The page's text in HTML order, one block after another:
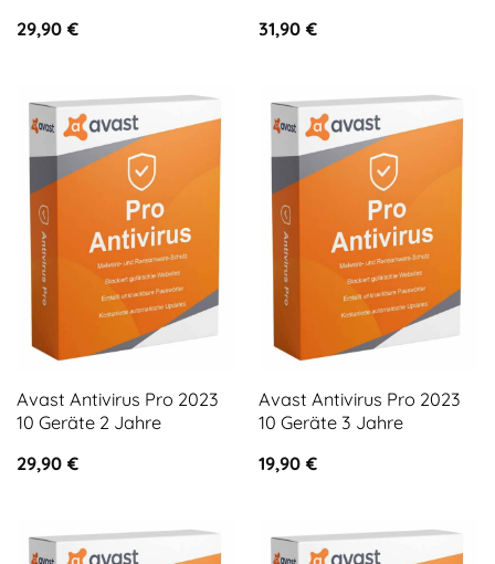
29,90 €
31,90 €
Avast Antivirus Pro 2023
10 Geräte 2 Jahre
29,90 €
Avast Antivirus Pro 2023
10 Geräte 3 Jahre
19,90 €